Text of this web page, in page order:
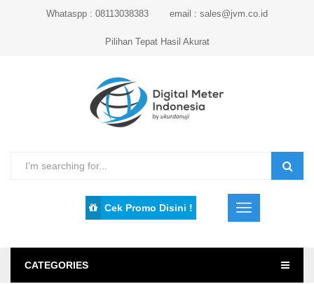
Whataspp : 08113038383 email : sales@jvm.co.id
Pilihan Tepat Hasil Akurat
Cek Promo Disini !
CATEGORIES